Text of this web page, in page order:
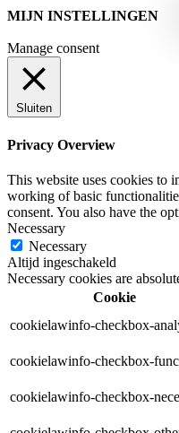
MIJN INSTELLINGEN
Manage consent
Sluiten
Privacy Overview
This website uses cookies to
working of basic
consent. You also have the
Necessary
Necessary
Altijd ingeschakeld
Necessary cookies are
Cookie
cookielawinfo-checkbox-
cookielawinfo-checkbox-
cookielawinfo-checkbox-